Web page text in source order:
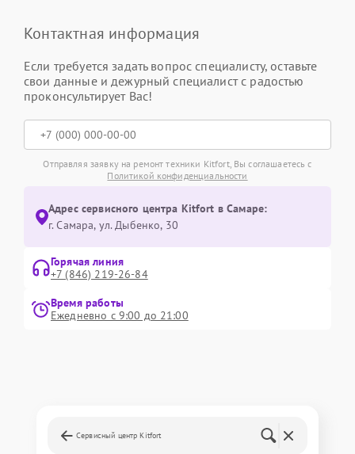
Контактная информация
Если требуется задать вопрос специалисту, оставьте
свои данные и дежурный специалист с радостью
проконсультирует Вас!
Отправляя заявку на ремонт техники Kitfort, Вы соглашаетесь с
Политикой конфиденциальности
Адрес сервисного центра Kitfort в Самаре:
г. Самара, ул. Дыбенко, 30
Горячая линия
+7 (846) 219-26-84
Время работы
Ежедневно с 9:00 до 21:00
Сервисный центр Kitfort